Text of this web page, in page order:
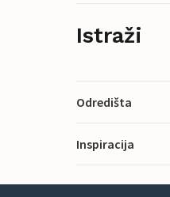
Istraži
Odredišta
Inspiracija